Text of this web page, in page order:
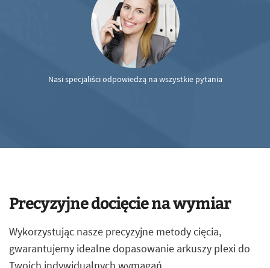
Nasi specjaliści odpowiedzą na wszystkie pytania
Precyzyjne docięcie na wymiar
Wykorzystując nasze precyzyjne metody cięcia,
gwarantujemy idealne dopasowanie arkuszy plexi do